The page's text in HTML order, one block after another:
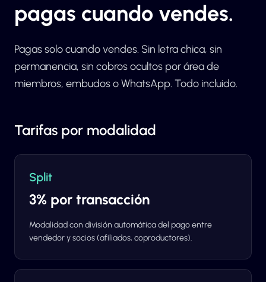
pagas cuando vendes.
Pagas solo cuando vendes. Sin letra chica, sin
permanencia, sin cobros ocultos por área de
miembros, embudos o WhatsApp. Todo incluido.
Tarifas por modalidad
Split
3% por transacción
Modalidad con división automática del pago entre
vendedor y socios (afiliados, coproductores).